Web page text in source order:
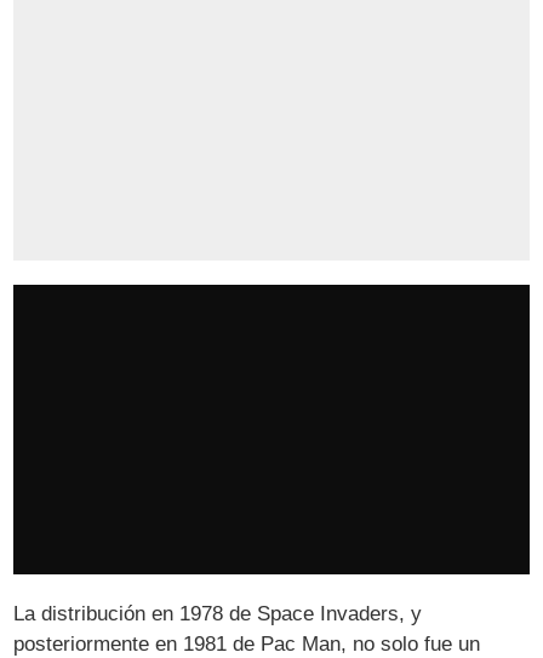
La distribución en 1978 de Space Invaders, y
posteriormente en 1981 de Pac Man, no solo fue un